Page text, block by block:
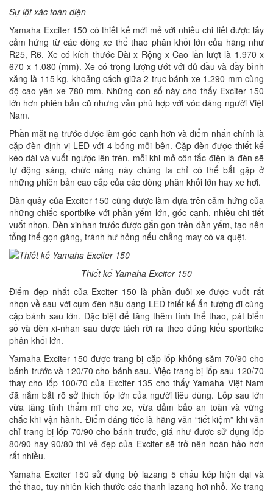
Sự lột xác toàn diện
Yamaha Exciter 150 có thiết kế mới mẻ với nhiều chi tiết được lấy
cảm hứng từ các dòng xe thể thao phân khối lớn của hãng như
R25, R6. Xe có kích thước Dài x Rộng x Cao lần lượt là 1.970 x
670 x 1.080 (mm). Xe có trọng lượng ướt với đủ dầu và đầy bình
xăng là 115 kg, khoảng cách giữa 2 trục bánh xe 1.290 mm cùng
độ cao yên xe 780 mm. Những con số này cho thấy Exciter 150
lớn hơn phiên bản cũ nhưng vẫn phù hợp với vóc dáng người Việt
Nam.
Phần mặt nạ trước được làm góc cạnh hơn và điểm nhấn chính là
cặp đèn định vị LED với 4 bóng mỗi bên. Cặp đèn được thiết kế
kéo dài và vuốt ngược lên trên, mỗi khi mở côn tắc điện là đèn sẽ
tự động sáng, chức năng này chúng ta chỉ có thể bắt gặp ở
những phiên bản cao cấp của các dòng phân khối lớn hay xe hơi.
Dàn quây của Exciter 150 cũng được làm dựa trên cảm hứng của
những chiếc sportbike với phần yếm lớn, góc cạnh, nhiều chi tiết
vuốt nhọn. Đèn xinhan trước được gắn gọn trên dàn yếm, tạo nên
tổng thể gọn gàng, tránh hư hỏng nếu chẳng may có va quệt.
Thiết kế Yamaha Exciter 150
Điểm đẹp nhất của Exciter 150 là phần đuôi xe được vuốt rất
nhọn về sau với cụm đèn hậu dạng LED thiết kế ấn tượng đi cùng
cặp bánh sau lớn. Đặc biệt để tăng thêm tính thể thao, pát biển
số và đèn xi-nhan sau được tách rời ra theo đúng kiểu sportbike
phân khối lớn.
Yamaha Exciter 150 được trang bị cặp lốp không săm 70/90 cho
bánh trước và 120/70 cho bánh sau. Việc trang bị lốp sau 120/70
thay cho lốp 100/70 của Exciter 135 cho thấy Yamaha Việt Nam
đã nắm bắt rõ sở thích lốp lớn của người tiêu dùng. Lốp sau lớn
vừa tăng tính thẩm mĩ cho xe, vừa đảm bảo an toàn và vững
chắc khi vận hành. Điểm đáng tiếc là hãng vẫn “tiết kiệm” khi vẫn
chỉ trang bị lốp 70/90 cho bánh trước, giá như được sử dụng lốp
80/90 hay 90/80 thì vẻ đẹp của Exciter sẽ trở nên hoàn hảo hơn
rất nhiều.
Yamaha Exciter 150 sử dụng bộ lazang 5 chấu kép hiện đại và
thể thao, tuy nhiên kích thước các thanh lazang hơi nhỏ. Xe trang